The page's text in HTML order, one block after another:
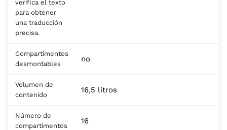
verifica el texto
para obtener
una traducción
precisa.
Compartimentos
desmontables
no
Volumen de
contenido
16,5 litros
Número de
compartimentos
16